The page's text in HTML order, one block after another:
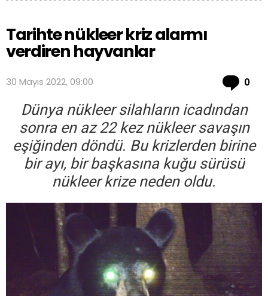
Tarihte nükleer kriz alarmı
verdiren hayvanlar
30 Mayıs 2022, 09:00 0
Dünya nükleer silahların icadından
sonra en az 22 kez nükleer savaşın
eşiğinden döndü. Bu krizlerden birine
bir ayı, bir başkasına kuğu sürüsü
nükleer krize neden oldu.